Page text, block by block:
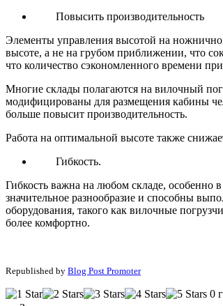
Повысить производительность
Элементы управления высотой на
высоте, а не на грубом приближении, что
что количество сэкономленного времени
Многие склады полагаются на вилочный
модифицированы для размещения кабины
больше повысит производительность.
Работа на оптимальной высоте также
Гибкость.
Гибкость важна на любом складе, особенно
значительное разнообразие и способны
оборудования, такого как вилочные
более комфортно.
Republished by Blog Post Promoter
0